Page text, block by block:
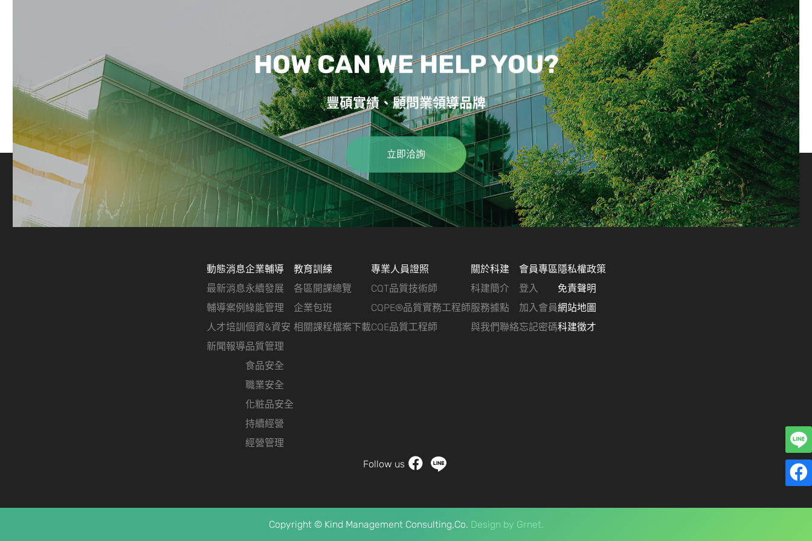
HOW CAN WE HELP YOU?
豐碩實績、顧問業領導品牌
立即洽詢
動態消息
最新消息
輔導案例
人才培訓
新聞報導
企業輔導
永續發展
綠能管理
個資&資安
品質管理
食品安全
職業安全
化粧品安全
持續經營
經營管理
教育訓練
各區開課總覽
企業包班
相關課程檔案下載
專業人員證照
CQT品質技術師
CQPE®品質實務工程師
CQE品質工程師
關於科建
科建簡介
服務據點
與我們聯絡
會員專區
登入
加入會員
忘記密碼
隱私權政策
免責聲明
網站地圖
科建徵才
Follow us
Copyright © Kind Management Consulting,Co. Design by Grnet.